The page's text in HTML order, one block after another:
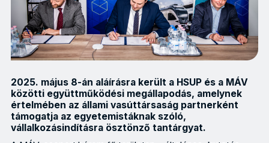
2025. május 8-án aláírásra került a HSUP és a MÁV
közötti együttműködési megállapodás, amelynek
értelmében az állami vasúttársaság partnerként
támogatja az egyetemistáknak szóló,
vállalkozásindításra ösztönző tantárgyat.